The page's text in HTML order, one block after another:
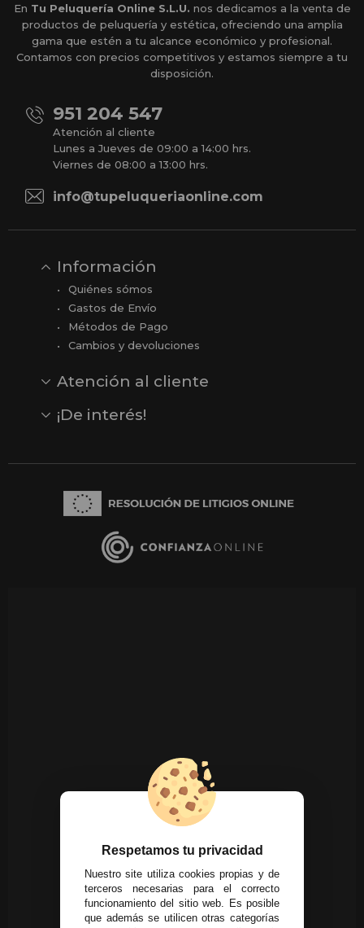
En Tu Peluquería Online S.L.U. nos dedicamos a la venta de
productos de peluquería y estética, ofreciendo una amplia
gama que estén a tu alcance económico y profesional.
Contamos con precios competitivos y estamos siempre a tu
disposición.
951 204 547
Atención al cliente
Lunes a Jueves de 09:00 a 14:00 hrs.
Viernes de 08:00 a 13:00 hrs.
info@tupeluqueriaonline.com
Información
Quiénes sómos
Gastos de Envío
Métodos de Pago
Cambios y devoluciones
Atención al cliente
Opiniones
Reseñas en Google
¡De interés!
Respetamos tu privacidad
Nuestro site utiliza cookies propias y de
terceros necesarias para el correcto
funcionamiento del sitio web. Es posible
que además se utilicen otras categorías